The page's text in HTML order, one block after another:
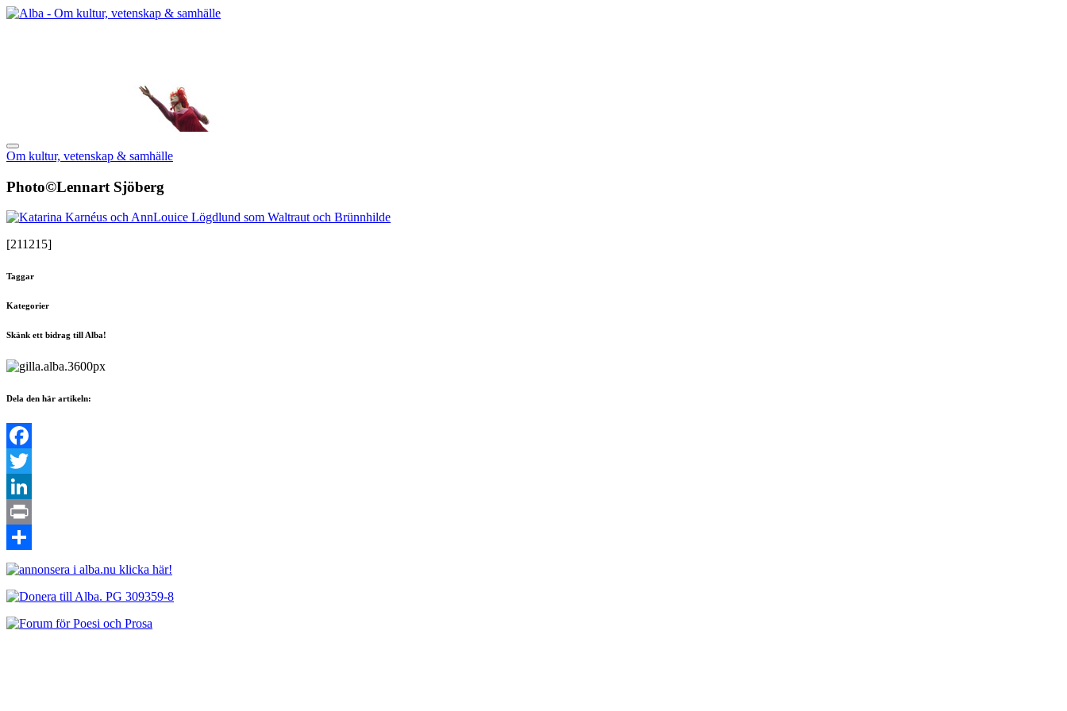
Om kultur, vetenskap & samhälle
Photo©Lennart Sjöberg
[211215]
Taggar
Kategorier
Skänk ett bidrag till Alba!
Dela den här artikeln:
Facebook
Twitter
LinkedIn
Print
Dela